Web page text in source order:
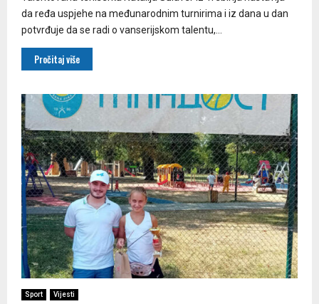
da ređa uspjehe na međunarodnim turnirima i iz dana u dan
potvrđuje da se radi o vanserijskom talentu,...
Pročitaj više
Sport Vijesti